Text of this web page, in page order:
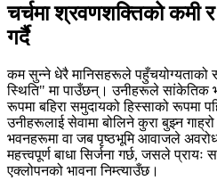
चर्चमा श्रवणशक्तिको कमी र
गर्दै
कम सुन्ने धेरै मानिसहरूले पहुँचयोग्यताको
स्थिति" मा पाउँछन्। उनीहरूले सांकेतिक
रूपमा बहिरा समुदायको हिस्साको रूपमा
उनीहरूलाई सेवामा बोलिने कुरा बुझ्न
भवनहरूमा वा जब पृष्ठभूमि आवाजले
महत्त्वपूर्ण बाधा सिर्जना गर्छ, जसले
एक्लोपनको भावना निम्त्याउँछ।